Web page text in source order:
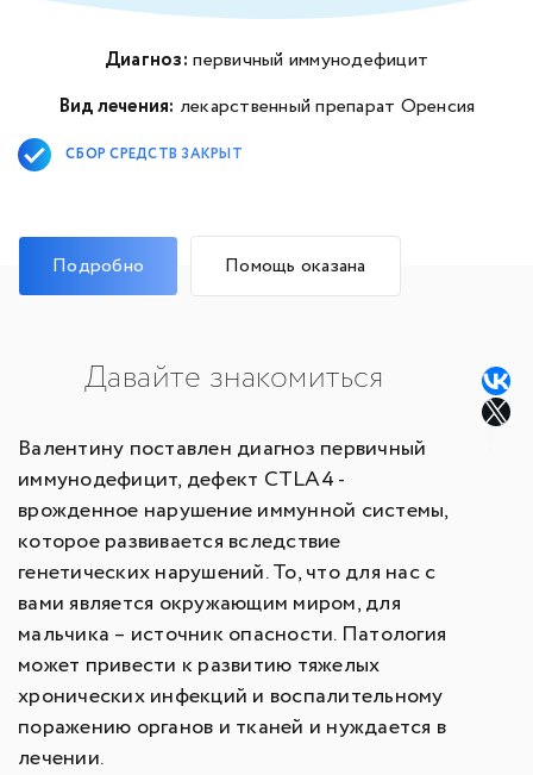
Диагноз: первичный иммунодефицит
Вид лечения: лекарственный препарат Оренсия
СБОР СРЕДСТВ ЗАКРЫТ
Подробно Помощь оказана
Давайте знакомиться
Валентину поставлен диагноз первичный
иммунодефицит, дефект CTLA4 -
врожденное нарушение иммунной системы,
которое развивается вследствие
генетических нарушений. То, что для нас с
вами является окружающим миром, для
мальчика – источник опасности. Патология
может привести к развитию тяжелых
хронических инфекций и воспалительному
поражению органов и тканей и нуждается в
лечении.